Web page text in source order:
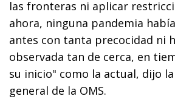
las fronteras ni aplicar
ahora, ninguna pandemia
antes con tanta precocidad ni
observada tan de cerca, en
su inicio" como la actual, dijo
general de la OMS.